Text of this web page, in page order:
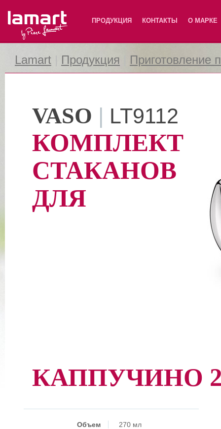
Lamart ПРОДУКЦИЯ КОНТАКТЫ О МАРКЕ
Lamart Продукция Приготовление
VASO | LT9112
КОМПЛЕКТ
СТАКАНОВ
ДЛЯ
КАППУЧИНО
Объем
270 мл